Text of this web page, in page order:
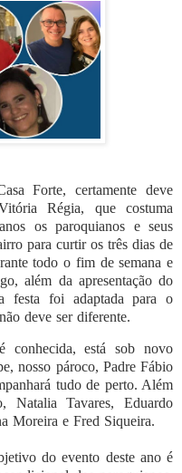
Forte, certamente deve
Régia, que costuma
os paroquianos e seus
para curtir os três dias de
todo o fim de semana e
além da apresentação do
festa foi adaptada para o
deve ser diferente.
está sob novo
nosso pároco, Padre Fábio
tudo de perto. Além
Natalia Tavares, Eduardo
Moreira e Fred Siqueira.
do evento deste ano é